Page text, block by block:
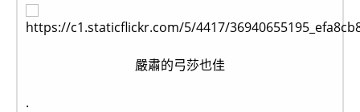
嚴肅的弓莎也佳
.